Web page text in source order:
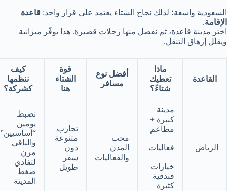
السعودية واسعة؛ لذلك نجاح الشتاء يعتمد على قرار واحد: قاعدة
الإقامة.
اختر مدينة قاعدة، ثم نفصل منها رحلات قصيرة. هذا يوفّر ميزانية
ويقلل إرهاق التنقل.
القاعدة
ماذا
تعطيك
شتاءً؟
أفضل نوع
مسافر
قوة
الشتاء
هنا
كيف
ننظمها
كشركة؟
الرياض
مدينة
كبيرة +
مطاعم
+
فعاليات
+
خيارات
فندقية
كثيرة
محب
المدن
والفعاليات
تجارب
متنوعة
دون
سفر
طويل
نضبط
يومين
“أساسيين”
والباقي
مرن
لتفادي
ضغط
المدينة